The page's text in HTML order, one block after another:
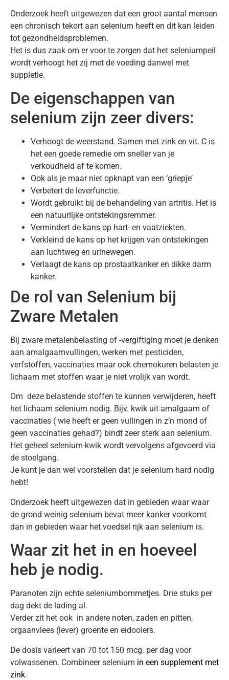
Onderzoek heeft uitgewezen dat een groot aantal mensen
een chronisch tekort aan selenium heeft en dit kan leiden
tot gezondheidsproblemen.
Het is dus zaak om er voor te zorgen dat het seleniumpeil
wordt verhoogt het zij met de voeding danwel met
suppletie.
De eigenschappen van
selenium zijn zeer divers:
Verhoogt de weerstand. Samen met zink en vit. C is
het een goede remedie om sneller van je
verkoudheid af te komen.
Ook als je maar niet opknapt van een ‘griepje’
Verbetert de leverfunctie.
Wordt gebruikt bij de behandeling van artritis. Het is
een natuurlijke ontstekingsremmer.
Vermindert de kans op hart- en vaatziekten.
Verkleind de kans op het krijgen van ontstekingen
aan luchtweg en urinewegen.
Verlaagt de kans op prostaatkanker en dikke darm
kanker.
De rol van Selenium bij
Zware Metalen
Bij zware metalenbelasting of -vergiftiging moet je denken
aan amalgaamvullingen, werken met pesticiden,
verfstoffen, vaccinaties maar ook chemokuren belasten je
lichaam met stoffen waar je niet vrolijk van wordt.
Om deze belastende stoffen te kunnen verwijderen, heeft
het lichaam selenium nodig. Bijv. kwik uit amalgaam of
vaccinaties ( wie heeft er geen vullingen in z’n mond of
geen vaccinaties gehad?) bindt zeer sterk aan selenium.
Het geheel selenium-kwik wordt vervolgens afgevoerd via
de stoelgang.
Je kunt je dan wel voorstellen dat je selenium hard nodig
hebt!
Onderzoek heeft uitgewezen dat in gebieden waar waar
de grond weinig selenium bevat meer kanker voorkomt
dan in gebieden waar het voedsel rijk aan selenium is.
Waar zit het in en hoeveel
heb je nodig.
Paranoten zijn echte seleniumbommetjes. Drie stuks per
dag dekt de lading al.
Verder zit het ook in andere noten, zaden en pitten,
orgaanvlees (lever) groente en eidooiers.
De dosis varieert van 70 tot 150 mcg. per dag voor
volwassenen. Combineer selenium in een supplement met
zink.